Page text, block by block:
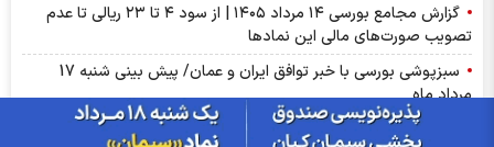
گزارش مجامع بورسی ۱۴ مرداد ۱۴۰۵ | از سود ۴ تا ۲۳ ریالی تا عدم
تصویب صورت‌های مالی این نماد‌ها
سبزپوشی بورسی با خبر توافق ایران و عمان/ پیش بینی شنبه 17
مرداد ماه
از درآمد ثابت تا طلا؛ آشنایی با صندوق‌های سرمایه‌گذاری ترنج